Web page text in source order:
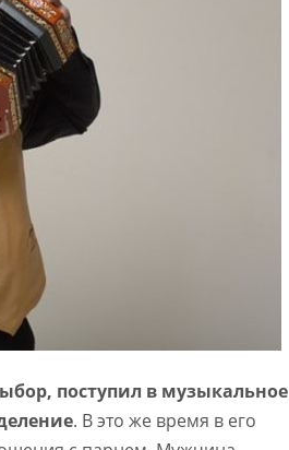
поступил в музыкальное
. В это же время в его